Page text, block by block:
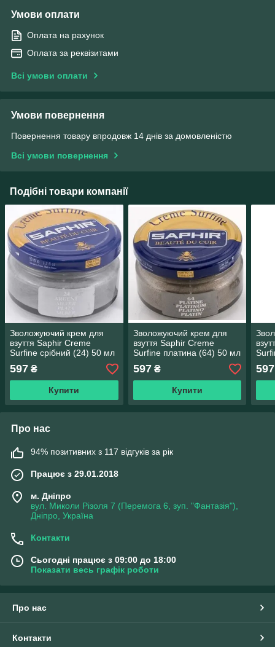
Умови оплати
Оплата на рахунок
Оплата за реквізитами
Всі умови оплати
Умови повернення
Повернення товару впродовж 14 днів за домовленістю
Всі умови повернення
Подібні товари компанії
Зволожуючий крем для
взуття Saphir Creme
Surfine срібний (24) 50 мл
597 ₴
Купити
Зволожуючий крем для
взуття Saphir Creme
Surfine платина (64) 50 мл
597₴
Купити
597
Про нас
94% позитивних з 117 відгуків за рік
Працює з 29.01.2018
м. Дніпро
вул. Миколи Різоля 7 (Перемога 6, зуп. "Фантазія"),
Дніпро, Україна
Контакти
Сьогодні працює з 09:00 до 18:00
Показати весь графік роботи
Про нас
Контакти